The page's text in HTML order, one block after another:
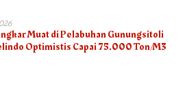
Muat di Pelabuhan Gunungsitoli
Optimistis Capai 75.000 Ton/M3